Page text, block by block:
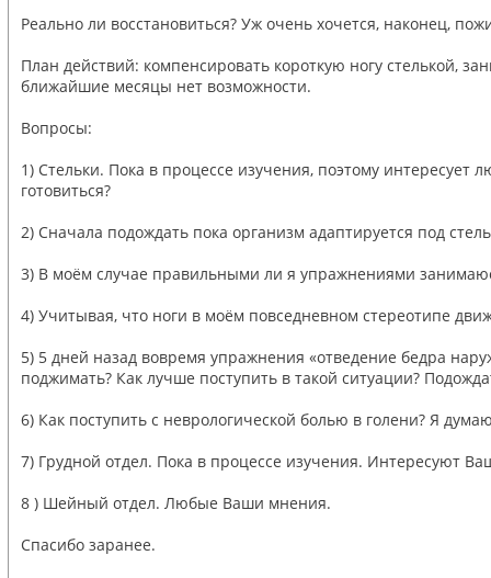
Реально ли восстановиться? Уж очень хочется, наконец,
План действий: компенсировать короткую ногу стелькой,
ближайшие месяцы нет возможности.
Вопросы:
1) Стельки. Пока в процессе изучения, поэтому
готовиться?
2) Сначала подождать пока организм адаптируется под
3) В моём случае правильными ли я упражнениями
4) Учитывая, что ноги в моём повседневном стереотипе
5) 5 дней назад вовремя упражнения «отведение бедра
поджимать? Как лучше поступить в такой ситуации?
6) Как поступить с неврологической болью в голени? Я
7) Грудной отдел. Пока в процессе изучения. Интересуют
8 ) Шейный отдел. Любые Ваши мнения.
Спасибо заранее.